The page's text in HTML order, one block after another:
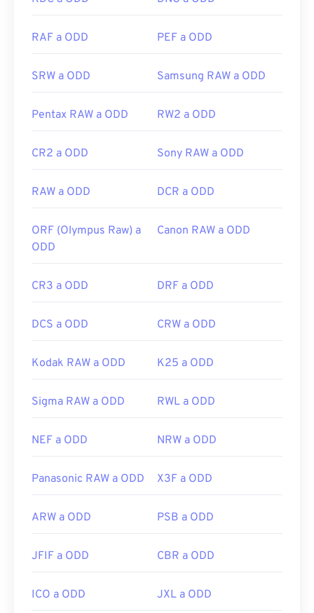
RAF a ODD PEF a ODD
SRW a ODD Samsung RAW a ODD
Pentax RAW a ODD RW2 a ODD
CR2 a ODD Sony RAW a ODD
RAW a ODD DCR a ODD
ORF (Olympus Raw) a
ODD
Canon RAW a ODD
CR3 a ODD DRF a ODD
DCS a ODD CRW a ODD
Kodak RAW a ODD K25 a ODD
Sigma RAW a ODD RWL a ODD
NEF a ODD NRW a ODD
Panasonic RAW a ODD X3F a ODD
ARW a ODD PSB a ODD
JFIF a ODD CBR a ODD
ICO a ODD JXL a ODD